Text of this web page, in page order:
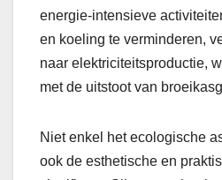
energie-intensieve
en koeling te verminderen,
naar elektriciteitsproductie,
met de uitstoot van
Niet enkel het ecologische
ook de esthetische en